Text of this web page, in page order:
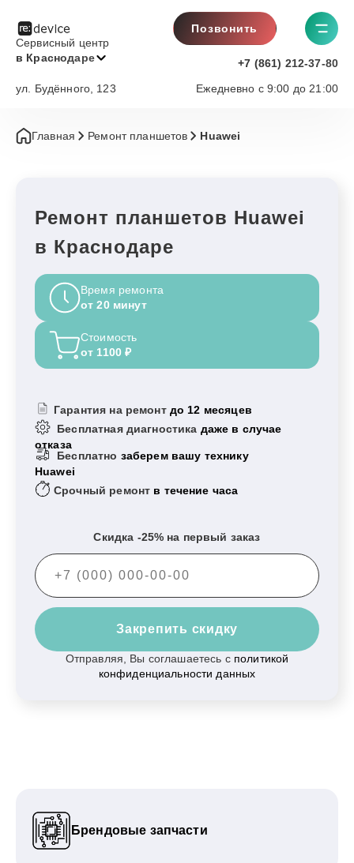
Сервисный центр
в Краснодаре
Позвонить
+7 (861) 212-37-80
Ежедневно с 9:00 до 21:00
ул. Будённого, 123
Главная Ремонт планшетов Huawei
Ремонт планшетов Huawei
в Краснодаре
Время ремонта
от 20 минут
Стоимость
от 1100 ₽
Гарантия на ремонт до 12 месяцев
Бесплатная диагностика даже в случае
отказа
Бесплатно заберем вашу технику
Huawei
Срочный ремонт в течение часа
Скидка -25% на первый заказ
Закрепить скидку
Отправляя, Вы соглашаетесь с политикой
конфиденциальности данных
Брендовые запчасти